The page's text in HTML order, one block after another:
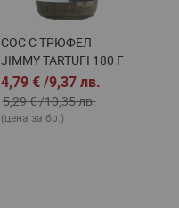
СОС С ТРЮФЕЛ
JIMMY TARTUFI 180 Г
4,79 €/9,37 лв.
5,29 €/10,35 лв.
(цена за бр.)